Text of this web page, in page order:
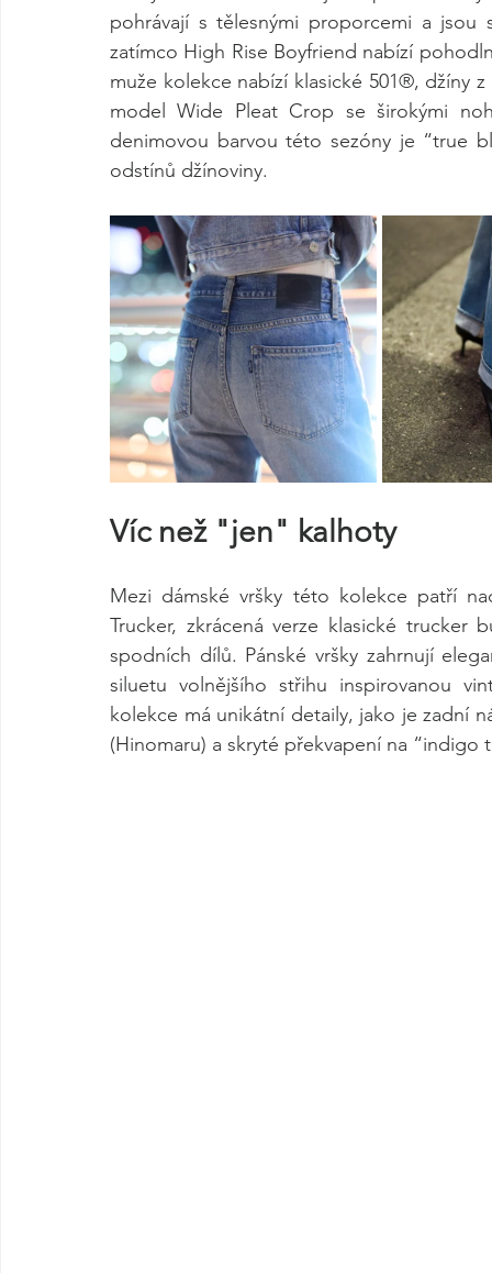
pohrávají s tělesnými proporcemi a jsou
zatímco High Rise Boyfriend nabízí
muže kolekce nabízí klasické 501®, džíny
model Wide Pleat Crop se širokými
denimovou barvou této sezóny je “true
odstínů džínoviny.
Víc než "jen" kalhoty
Mezi dámské vršky této kolekce patří
Trucker, zkrácená verze klasické
spodních dílů. Pánské vršky zahrnují
siluetu volnějšího střihu inspirovanou
kolekce má unikátní detaily, jako je zadní
(Hinomaru) a skryté překvapení na “indigo